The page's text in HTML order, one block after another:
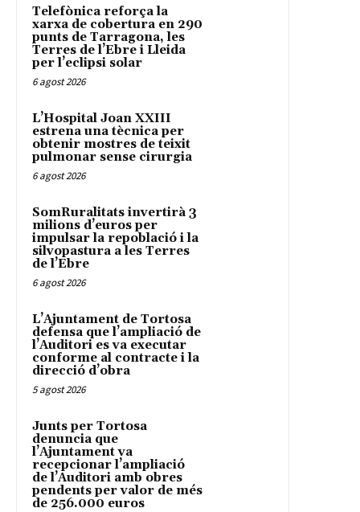
Telefònica reforça la
xarxa de cobertura en 290
punts de Tarragona, les
Terres de l’Ebre i Lleida
per l’eclipsi solar
6 agost 2026
L’Hospital Joan XXIII
estrena una tècnica per
obtenir mostres de teixit
pulmonar sense cirurgia
6 agost 2026
SomRuralitats invertirà 3
milions d’euros per
impulsar la repoblació i la
silvopastura a les Terres
de l’Ebre
6 agost 2026
L’Ajuntament de Tortosa
defensa que l’ampliació de
l’Auditori es va executar
conforme al contracte i la
direcció d’obra
5 agost 2026
Junts per Tortosa
denuncia que
l’Ajuntament va
recepcionar l’ampliació
de l’Auditori amb obres
pendents per valor de més
de 256.000 euros